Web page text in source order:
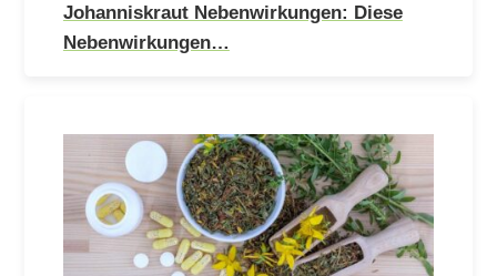
Johanniskraut Nebenwirkungen: Diese
Nebenwirkungen…